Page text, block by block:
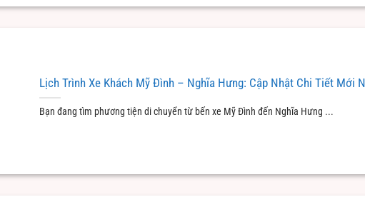
Lịch Trình Xe Khách Mỹ Đình – Nghĩa Hưng: Cập Nhật Chi Tiết Mới
Bạn đang tìm phương tiện di chuyển từ bến xe Mỹ Đình đến Nghĩa Hưng ...